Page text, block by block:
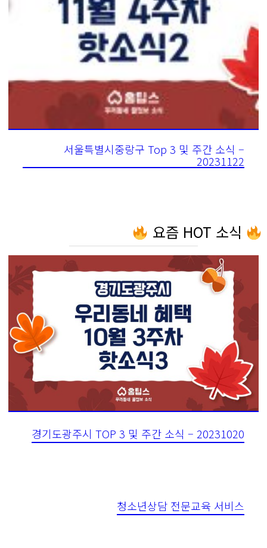
서울특별시중랑구 Top 3 및 주간 소식 –
20231122
요즘 HOT 소식
경기도광주시 TOP 3 및 주간 소식 – 20231020
청소년상담 전문교육 서비스